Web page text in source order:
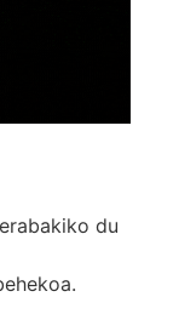
du